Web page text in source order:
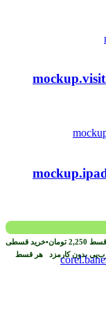
2,250 تومان•خرید قسطی
بدون کارمزد هر قسط